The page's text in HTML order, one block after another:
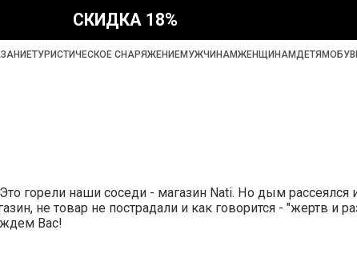
СКИДКА 18%
ТУРИСТИЧЕСКОЕ СНАРЯЖЕНИЕМУЖЧИНАМЖЕНЩИНАМДЕТЯМ
горели наши соседи - магазин Nati. Но дым рассеялся
не товар не пострадали и как говорится - "жертв и
Вас!